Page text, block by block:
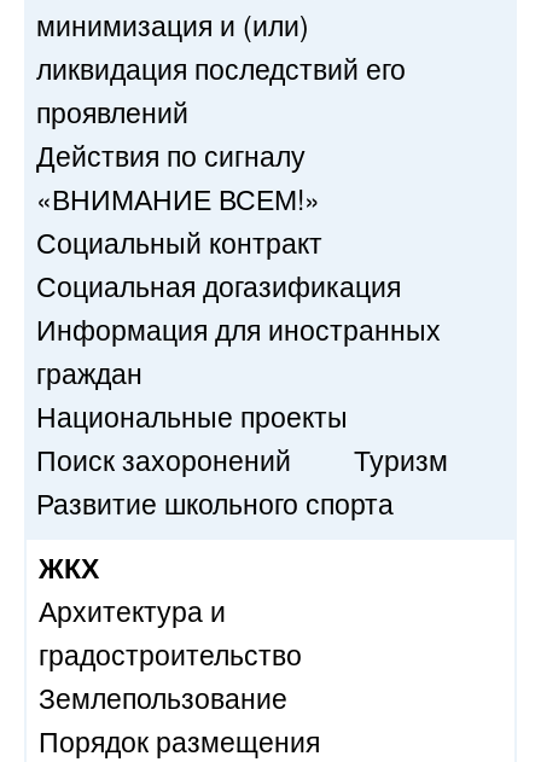
минимизация и (или)
ликвидация последствий его
проявлений
Действия по сигналу
«ВНИМАНИЕ ВСЕМ!»
Социальный контракт
Социальная догазификация
Информация для иностранных
граждан
Национальные проекты
Поиск захоронений
Туризм
Развитие школьного спорта
ЖКХ
Архитектура и
градостроительство
Землепользование
Порядок размещения